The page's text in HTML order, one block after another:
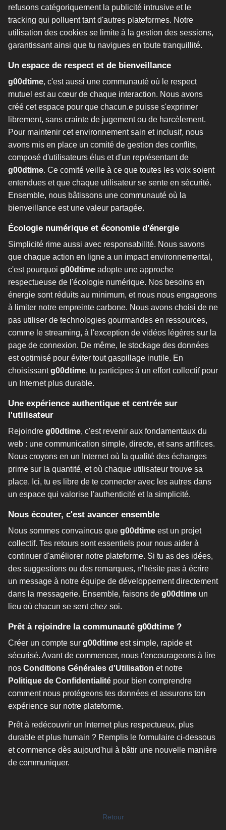
refusons catégoriquement la publicité intrusive et le
tracking qui polluent tant d'autres plateformes. Notre
utilisation des cookies se limite à la gestion des sessions,
garantissant ainsi que tu navigues en toute tranquillité.
Un espace de respect et de bienveillance
g00dtime, c'est aussi une communauté où le respect
mutuel est au cœur de chaque interaction. Nous avons
créé cet espace pour que chacun.e puisse s'exprimer
librement, sans crainte de jugement ou de harcèlement.
Pour maintenir cet environnement sain et inclusif, nous
avons mis en place un comité de gestion des conflits,
composé d'utilisateurs élus et d'un représentant de
g00dtime. Ce comité veille à ce que toutes les voix soient
entendues et que chaque utilisateur se sente en sécurité.
Ensemble, nous bâtissons une communauté où la
bienveillance est une valeur partagée.
Écologie numérique et économie d'énergie
Simplicité rime aussi avec responsabilité. Nous savons
que chaque action en ligne a un impact environnemental,
c'est pourquoi g00dtime adopte une approche
respectueuse de l'écologie numérique. Nos besoins en
énergie sont réduits au minimum, et nous nous engageons
à limiter notre empreinte carbone. Nous avons choisi de ne
pas utiliser de technologies gourmandes en ressources,
comme le streaming, à l'exception de vidéos légères sur la
page de connexion. De même, le stockage des données
est optimisé pour éviter tout gaspillage inutile. En
choisissantg00dtime, tu participes à un effort collectif pour
un Internet plus durable.
Une expérience authentique et centrée sur
l'utilisateur
Rejoindre g00dtime, c'est revenir aux fondamentaux du
web : une communication simple, directe, et sans artifices.
Nous croyons en un Internet où la qualité des échanges
prime sur la quantité, et où chaque utilisateur trouve sa
place. Ici, tu es libre de te connecter avec les autres dans
un espace qui valorise l'authenticité et la simplicité.
Nous écouter, c'est avancer ensemble
Nous sommes convaincus que g00dtime est un projet
collectif. Tes retours sont essentiels pour nous aider à
continuer d'améliorer notre plateforme. Si tu as des idées,
des suggestions ou des remarques, n'hésite pas à écrire
un message à notre équipe de développement directement
dans la messagerie. Ensemble, faisons de g00dtime un
lieu où chacun se sent chez soi.
Prêt à rejoindre la communauté g00dtime ?
Créer un compte sur g00dtime est simple, rapide et
sécurisé. Avant de commencer, nous t'encourageons à lire
nos Conditions Générales d'Utilisation et notre
Politique de Confidentialité pour bien comprendre
comment nous protégeons tes données et assurons ton
expérience sur notre plateforme.
Prêt à redécouvrir un Internet plus respectueux, plus
durable et plus humain ? Remplis le formulaire ci-dessous
et commence dès aujourd'hui à bâtir une nouvelle manière
de communiquer.
Retour